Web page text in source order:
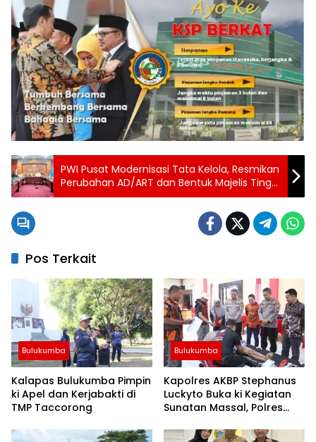
PWI Pusat Modernisasi Tata Kelola, Resmikan
Perubahan AD/ART dan Bentuk Majelis Tinggi
Organisasi
Pos Terkait
Bulukumba
Kalapas Bulukumba Pimpin
ki Apel dan Kerjabakti di
TMP Taccorong
Bulukumba
Kapolres AKBP Stephanus
Luckyto Buka ki Kegiatan
Sunatan Massal, Polres
dengan Pemuda Pancasila